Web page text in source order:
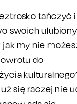
tańczyć i
swoich
jak my nie
do
się raczej nie